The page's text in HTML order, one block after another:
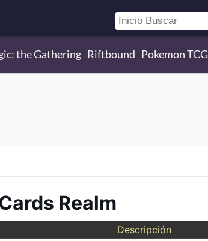
the Gathering Riftbound Pokemon TCG
Realm
Descripción